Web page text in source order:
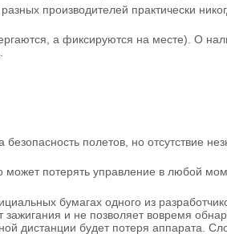
производителей практически
а фиксируются на месте). О
полетов, но отсутствие
может потерять управление в любой
бумагах одного из
и не позволяет вовремя
дистанции будет потеря аппарата.